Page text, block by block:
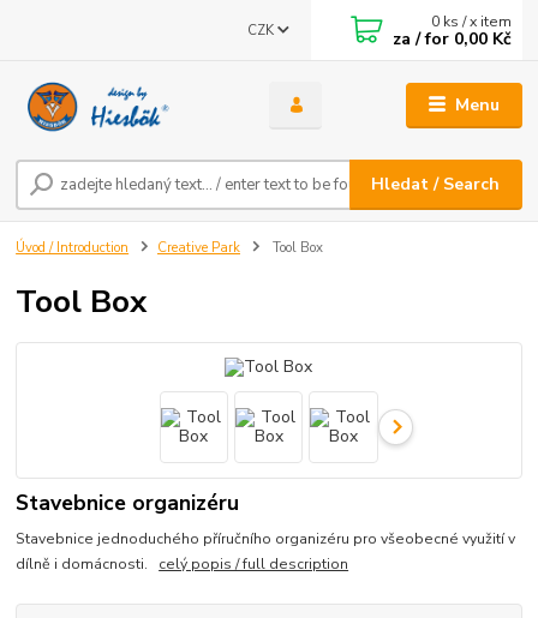
Menu
CZK
Hledat / Search
0 ks / x item
za / for 0,00 Kč
Úvod / Introduction Creative Park Tool Box
Tool Box
Stavebnice organizéru
Stavebnice jednoduchého příručního organizéru pro všeobecné využití v
dílně i domácnosti. celý popis / full description